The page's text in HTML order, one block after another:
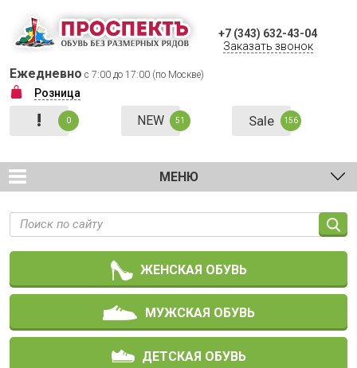
+7 (343) 632-43-04
Заказать звонок
Ежедневно с 7:00 до 17:00 (по Москве)
Розница
! 0 NEW 51 Sale 156
МЕНЮ
ЖЕНСКАЯ ОБУВЬ
МУЖСКАЯ ОБУВЬ
ДЕТСКАЯ ОБУВЬ